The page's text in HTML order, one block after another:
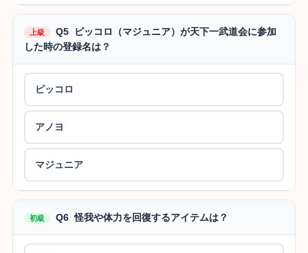
上級
Q5 ピッコロ（マジュニア）が天下一武道会に参加
した時の登録名は？
ピッコロ
アノヨ
マジュニア
初級 Q6 怪我や体力を回復するアイテムは？